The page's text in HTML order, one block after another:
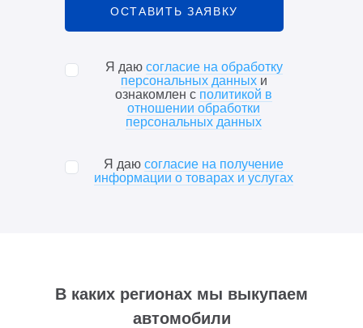
Я даю согласие на обработку
персональных данныхи
ознакомлен с политикой в
отношении обработки
персональных данных
Я даю согласие на получение
информации о товарах и услугах
В каких регионах мы выкупаем
автомобили